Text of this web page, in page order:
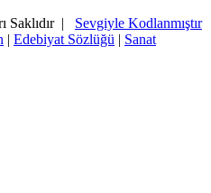
Saklıdır | Sevgiyle Kodlanmıştır
| Edebiyat Sözlüğü | Sanat